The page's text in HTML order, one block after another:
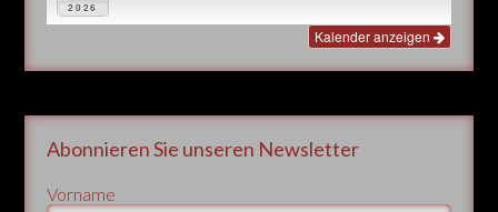
2026
Kalender anzeigen
Abonnieren Sie unseren Newsletter
Vorname